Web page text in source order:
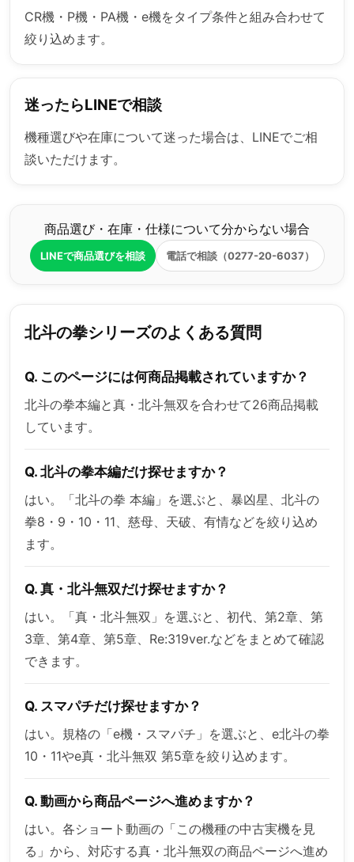
CR機・P機・PA機・e機をタイプ条件と組み合わせて
絞り込めます。
迷ったらLINEで相談
機種選びや在庫について迷った場合は、LINEでご相
談いただけます。
商品選び・在庫・仕様について分からない場合
LINEで商品選びを相談 電話で相談（0277-20-6037）
北斗の拳シリーズのよくある質問
Q. このページには何商品掲載されていますか？
北斗の拳本編と真・北斗無双を合わせて26商品掲載
しています。
Q. 北斗の拳本編だけ探せますか？
はい。「北斗の拳 本編」を選ぶと、暴凶星、北斗の
拳8・9・10・11、慈母、天破、有情などを絞り込め
ます。
Q. 真・北斗無双だけ探せますか？
はい。「真・北斗無双」を選ぶと、初代、第2章、第
3章、第4章、第5章、Re:319ver.などをまとめて確認
できます。
Q. スマパチだけ探せますか？
はい。規格の「e機・スマパチ」を選ぶと、e北斗の拳
10・11やe真・北斗無双 第5章を絞り込めます。
Q. 動画から商品ページへ進めますか？
はい。各ショート動画の「この機種の中古実機を見
る」から、対応する真・北斗無双の商品ページへ進め